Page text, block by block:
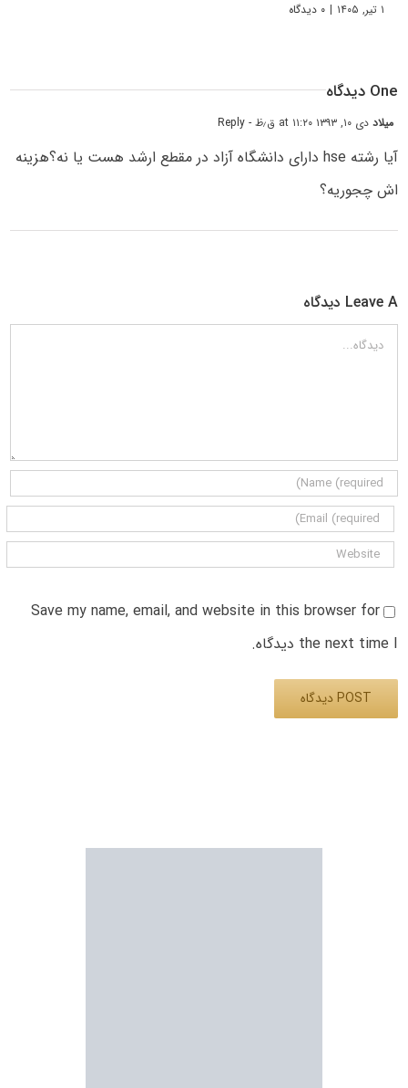
۱ تیر, ۱۴۰۵ | ۰ دیدگاه
One دیدگاه
میلاددی ۱۰, ۱۳۹۳ at ۱۱:۲۰ ق٫ظ - Reply
آیا رشته hse دارای دانشگاه آزاد در مقطع ارشد هست یا نه؟هزینه
اش چجوریه؟
Leave A دیدگاه
دیدگاه
Save my name, email, and website in this browser for
the next time I دیدگاه.